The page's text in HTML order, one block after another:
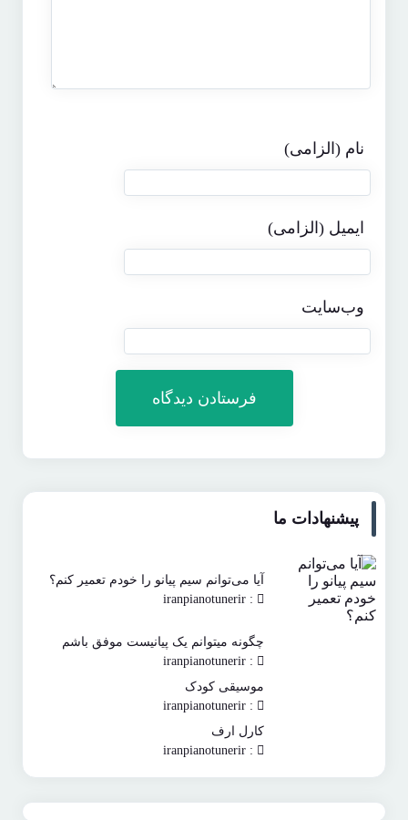
نام (الزامی)
ایمیل (الزامی)
وب‌سایت
پیشنهادات ما
آیا می‌توانم سیم پیانو را خودم تعمیر کنم؟
: iranpianotunerir
چگونه میتوانم یک پیانیست موفق باشم
: iranpianotunerir
موسیقی کودک
: iranpianotunerir
کارل ارف
: iranpianotunerir